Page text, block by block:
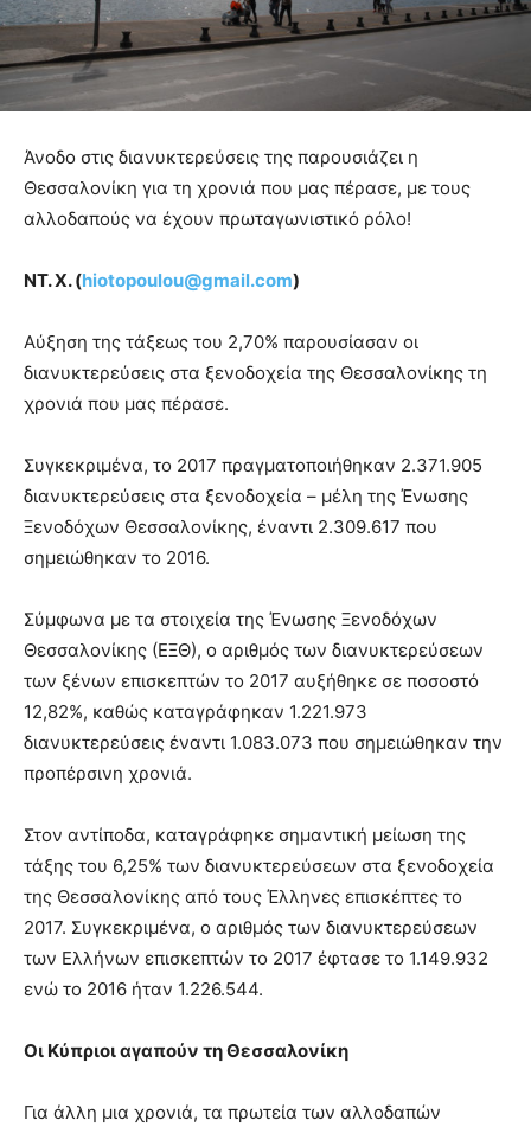
Άνοδο στις διανυκτερεύσεις της παρουσιάζει η
Θεσσαλονίκη για τη χρονιά που μας πέρασε, με τους
αλλοδαπούς να έχουν πρωταγωνιστικό ρόλο!
ΝΤ. Χ. (hiotopoulou@gmail.com)
Αύξηση της τάξεως του 2,70% παρουσίασαν οι
διανυκτερεύσεις στα ξενοδοχεία της Θεσσαλονίκης τη
χρονιά που μας πέρασε.
Συγκεκριμένα, το 2017 πραγματοποιήθηκαν 2.371.905
διανυκτερεύσεις στα ξενοδοχεία – μέλη της Ένωσης
Ξενοδόχων Θεσσαλονίκης, έναντι 2.309.617 που
σημειώθηκαν το 2016.
Σύμφωνα με τα στοιχεία της Ένωσης Ξενοδόχων
Θεσσαλονίκης (ΕΞΘ), ο αριθμός των διανυκτερεύσεων
των ξένων επισκεπτών το 2017 αυξήθηκε σε ποσοστό
12,82%, καθώς καταγράφηκαν 1.221.973
διανυκτερεύσεις έναντι 1.083.073 που σημειώθηκαν την
προπέρσινη χρονιά.
Στον αντίποδα, καταγράφηκε σημαντική μείωση της
τάξης του 6,25% των διανυκτερεύσεων στα ξενοδοχεία
της Θεσσαλονίκης από τους Έλληνες επισκέπτες το
2017. Συγκεκριμένα, ο αριθμός των διανυκτερεύσεων
των Ελλήνων επισκεπτών το 2017 έφτασε το 1.149.932
ενώ το 2016 ήταν 1.226.544.
Οι Κύπριοι αγαπούν τη Θεσσαλονίκη
Για άλλη μια χρονιά, τα πρωτεία των αλλοδαπών